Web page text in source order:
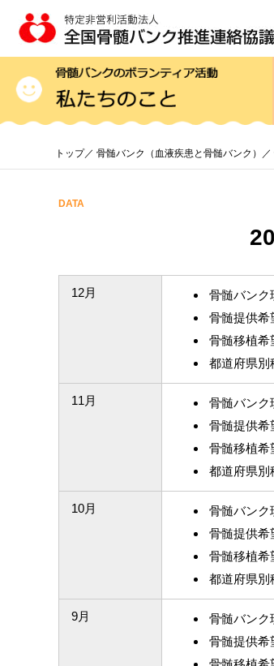
プ
トップ／ 骨髄バンク（血液疾患と骨髄バンク） ／
DATA
12月
骨髄バンク
骨髄提供希
骨髄移植希
都道府県別
11月
骨髄バンク
骨髄提供希
骨髄移植希
都道府県別
10月
骨髄バンク
骨髄提供希
骨髄移植希
都道府県別
9月
骨髄バンク
骨髄提供希